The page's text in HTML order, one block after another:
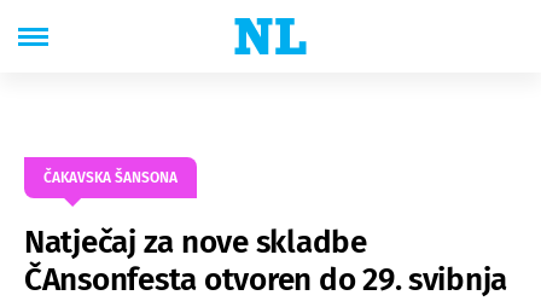
ČAKAVSKA ŠANSONA
Natječaj za nove skladbe
ČAnsonfesta otvoren do 29. svibnja